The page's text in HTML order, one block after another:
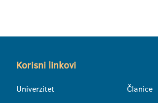
Korisni linkovi
Univerzitet
Članice